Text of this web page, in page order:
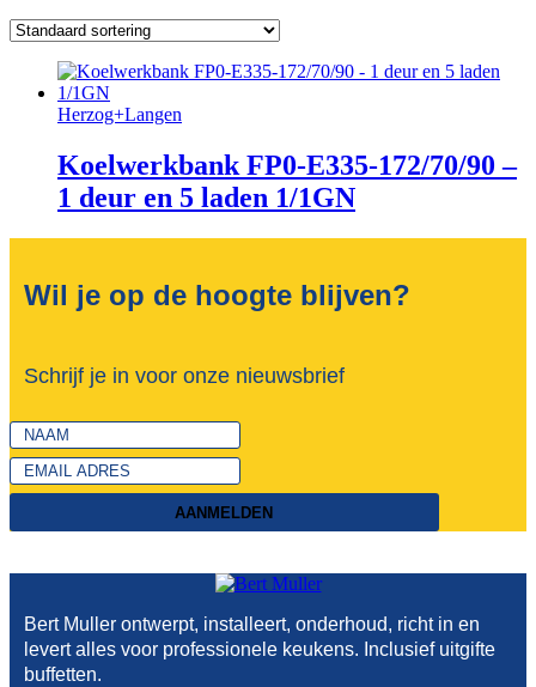
Herzog+Langen
Koelwerkbank FP0-E335-172/70/90 –
1 deur en 5 laden 1/1GN
Wil je op de hoogte blijven?
Schrijf je in voor onze nieuwsbrief
AANMELDEN
Bert Muller ontwerpt, installeert, onderhoud, richt in en
levert alles voor professionele keukens. Inclusief uitgifte
buffetten.